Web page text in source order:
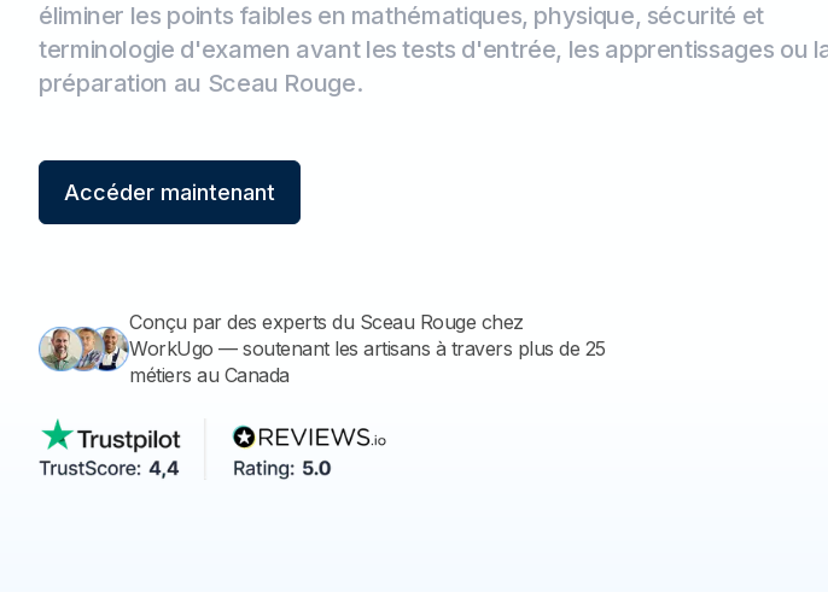
éliminer les points faibles en mathématiques, physique, sécurité et
terminologie d'examen avant les tests d'entrée, les apprentissages ou
préparation au Sceau Rouge.
Accéder maintenant
Conçu par des experts du Sceau Rouge chez
WorkUgo — soutenant les artisans à travers plus de 25
métiers au Canada